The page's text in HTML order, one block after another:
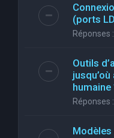
(ports
Réponses :
Outils
humaine
Réponses :